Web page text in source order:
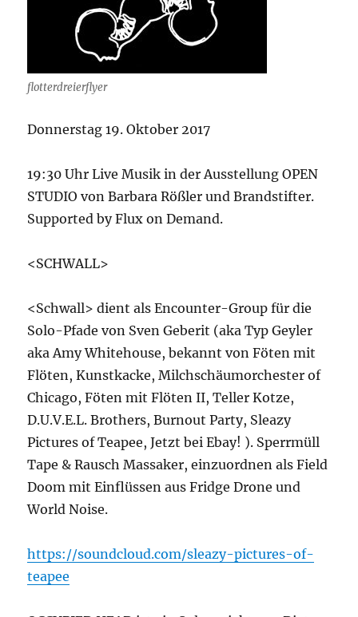
flotterdreierflyer
Donnerstag 19. Oktober 2017
19:30 Uhr Live Musik in der Ausstellung OPEN
STUDIO von Barbara Rößler und Brandstifter.
Supported by Flux on Demand.
<SCHWALL>
<Schwall> dient als Encounter-Group für die
Solo-Pfade von Sven Geberit (aka Typ Geyler
aka Amy Whitehouse, bekannt von Föten mit
Flöten, Kunstkacke, Milchschäumorchester of
Chicago, Föten mit Flöten II, Teller Kotze,
D.U.V.E.L. Brothers, Burnout Party, Sleazy
Pictures of Teapee, Jetzt bei Ebay! ). Sperrmüll
Tape & Rausch Massaker, einzuordnen als Field
Doom mit Einflüssen aus Fridge Drone und
World Noise.
https://soundcloud.com/sleazy-pictures-of-
teapee